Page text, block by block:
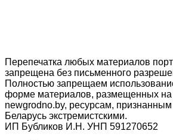
Перепечатка любых материалов
запрещена без письменного
Полностью запрещаем
форме материалов, размещенных на
newgrodno.by, ресурсам,
Беларусь экстремистскими.
ИП Бубликов И.Н. УНП 591270652